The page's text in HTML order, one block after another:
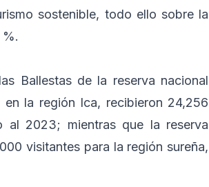
sostenible, todo ello sobre la
Ballestas de la reserva nacional
en la región Ica, recibieron 24,256
al 2023; mientras que la reserva
visitantes para la región sureña,